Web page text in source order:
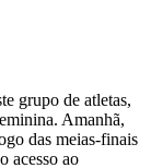
grupo de atletas,
Amanhã,
das meias-finais
acesso ao